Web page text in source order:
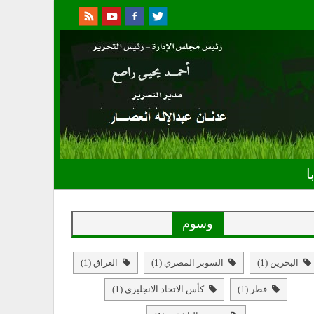
وسوم
البحرين (1) السوبر المصري (1) العراق (1)
قطر (1) كأس الاتحاد الانجليزي (1)